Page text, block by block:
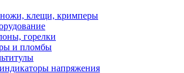
клещи, кримперы
горелки
и пломбы
напряжения